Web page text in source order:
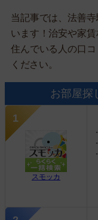
当記事では、法善
います！治安や家
住んでいる人の口
ください。
お部屋探
スモッカ